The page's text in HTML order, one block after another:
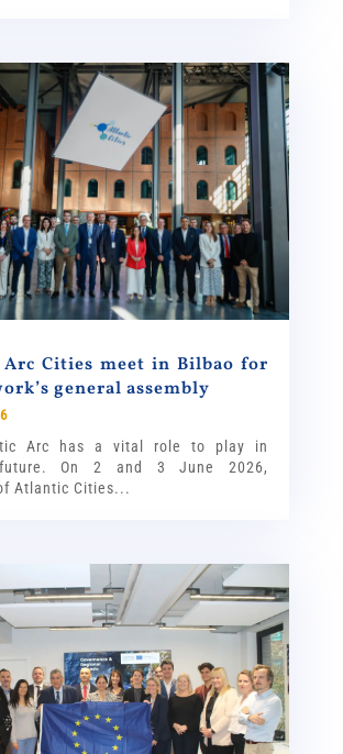
Cities meet in Bilbao for
general assembly
Arc has a vital role to play in
future. On 2 and 3 June 2026,
Atlantic Cities...